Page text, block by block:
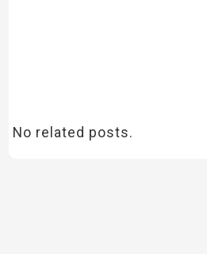
No related posts.